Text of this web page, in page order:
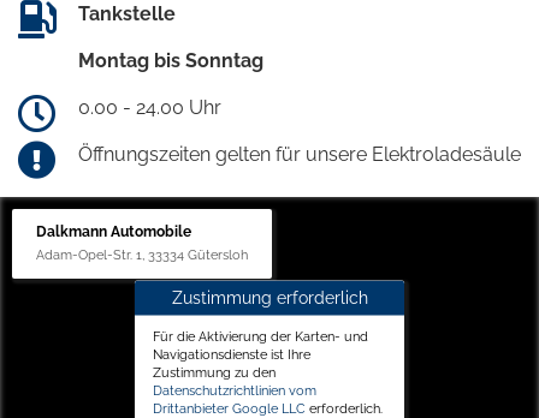
Tankstelle
Montag bis Sonntag
0.00 - 24.00 Uhr
Öffnungszeiten gelten für unsere Elektroladesäule
Dalkmann Automobile
Adam-Opel-Str. 1, 33334 Gütersloh
Zustimmung erforderlich
Für die Aktivierung der Karten- und
Navigationsdienste ist Ihre
Zustimmung zu den
Datenschutzrichtlinien vom
Drittanbieter Google LLC erforderlich.